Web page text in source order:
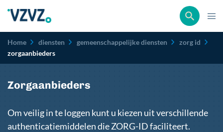
Kruimelpad
Home diensten gemeenschappelijke diensten
zorg id
zorgaanbieders
Zorgaanbieders
Om veilig in te loggen kunt u kiezen uit verschillende
authenticatiemiddelen die ZORG-ID faciliteert.